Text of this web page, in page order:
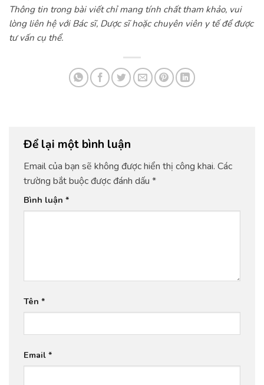
Thông tin trong bài viết chỉ mang tính chất tham khảo, vui
lòng liên hệ với Bác sĩ, Dược sĩ hoặc chuyên viên y tế để được
tư vấn cụ thể.
Để lại một bình luận
Email của bạn sẽ không được hiển thị công khai. Các
trường bắt buộc được đánh dấu *
Bình luận *
Tên *
Email *